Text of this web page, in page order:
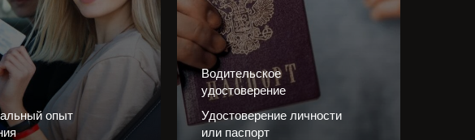
опыт
Удостоверение личности
или паспорт
Водительское
удостоверение